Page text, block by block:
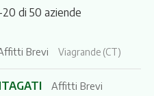
20 di 50 aziende
Brevi Viagrande (CT)
Affitti Brevi